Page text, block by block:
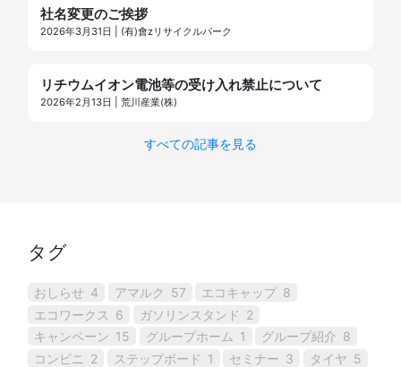
社名変更のご挨拶
2026年3月31日 | (有)會zリサイクルパーク
リチウムイオン電池等の受け入れ禁止について
2026年2月13日 | 荒川産業(株)
すべての記事を見る
タグ
おしらせ 4 アマルク 57 エコキャップ 8
エコワークス
6 ガソリンスタンド 2
キャンペーン 15 グループホーム 1 グループ紹介 8
コンビニ
2 ステップボード 1 セミナー 3 タイヤ 5